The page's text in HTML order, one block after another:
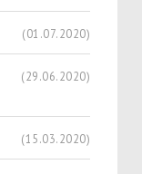
(01.07.2020)
(29.06.2020)
(15.03.2020)